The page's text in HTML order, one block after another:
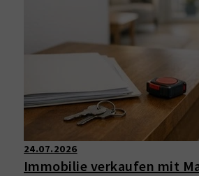
24.07.2026
Immobilie verkaufen mit